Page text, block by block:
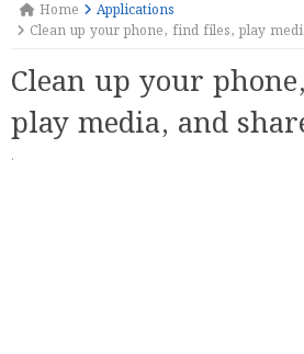
Home
Applications
Clean up your phone, find files, play
Clean up your
play media, and
·